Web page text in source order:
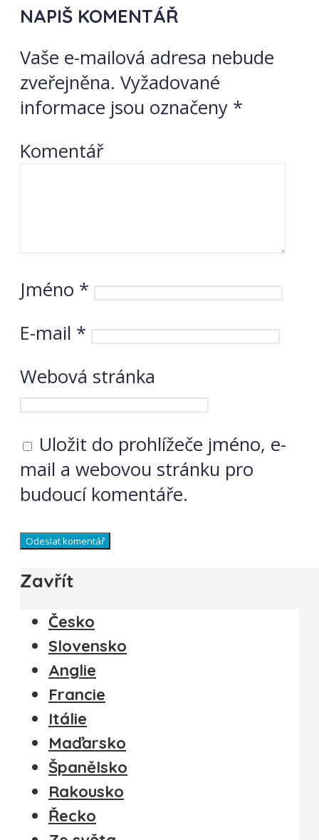
NAPIŠ KOMENTÁŘ
Vaše e-mailová adresa nebude
zveřejněna. Vyžadované
informace jsou označeny *
Komentář
Jméno *
E-mail *
Webová stránka
Uložit do prohlížeče jméno, e-
mail a webovou stránku pro
budoucí komentáře.
Zavřít
Česko
Slovensko
Anglie
Francie
Itálie
Maďarsko
Španělsko
Rakousko
Řecko